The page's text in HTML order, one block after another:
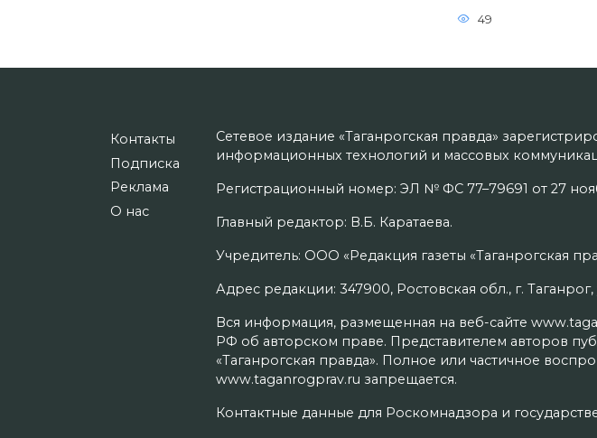
49
Контакты
Подписка
Реклама
О нас
Сетевое издание «Таганрогская правда»
информационных технологий и массовых
Регистрационный номер: ЭЛ № ФС 77–79691 от 27
Главный редактор: В.Б. Каратаева.
Учредитель: ООО «Редакция газеты «Таганрогская
Адрес редакции: 347900, Ростовская обл., г. Таганрог,
Вся информация, размещенная на веб-сайте
РФ об авторском праве. Представителем авторов
«Таганрогская правда». Полное или частичное
www.taganrogprav.ru запрещается.
Контактные данные для Роскомнадзора и